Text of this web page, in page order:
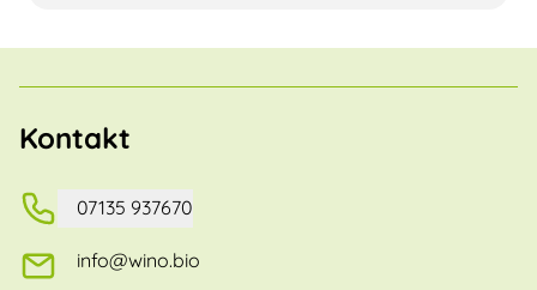
Kontakt
07135 937670
info@wino.bio